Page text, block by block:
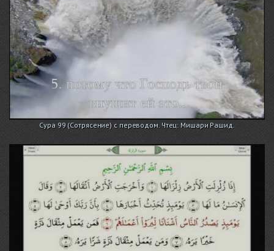
Сура 99 (Сотрясение) с переводом. Чтец: Мишари Рашид.